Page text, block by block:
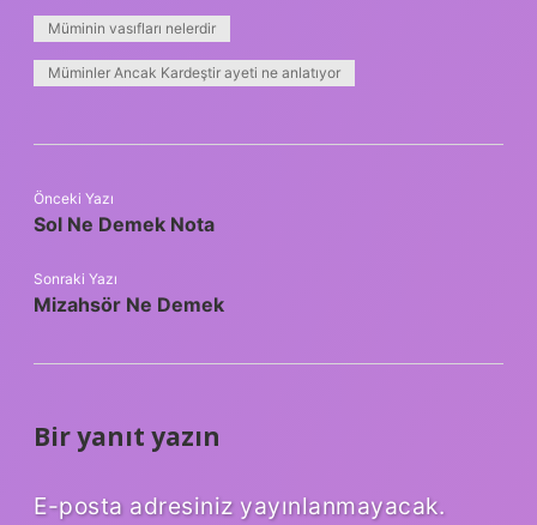
Müminin vasıfları nelerdir
Müminler Ancak Kardeştir ayeti ne anlatıyor
Önceki Yazı
Sol Ne Demek Nota
Sonraki Yazı
Mizahsör Ne Demek
Bir yanıt yazın
E-posta adresiniz yayınlanmayacak.